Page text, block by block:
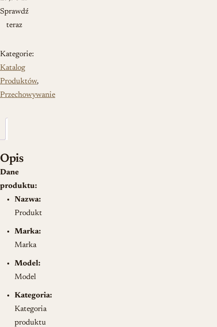
Sprawdź
teraz
Kategorie:
Katalog
Produktów,
Przechowywanie
Opis
Dane
produktu:
Nazwa:
Produkt
Marka:
Marka
Model:
Model
Kategoria:
Kategoria
produktu